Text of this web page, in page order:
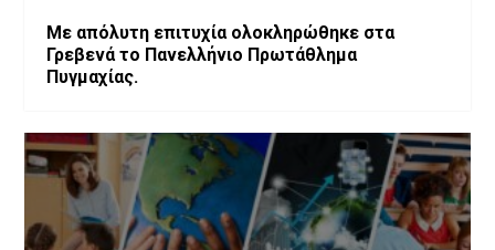
Με απόλυτη επιτυχία ολοκληρώθηκε στα
Γρεβενά το Πανελλήνιο Πρωτάθλημα
Πυγμαχίας.